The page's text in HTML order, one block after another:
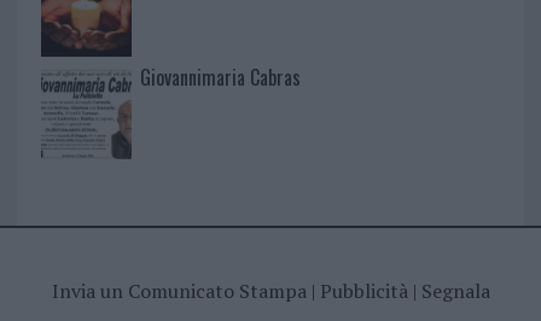
Giovannimaria Cabras
Invia un Comunicato Stampa| Pubblicità| Segnala